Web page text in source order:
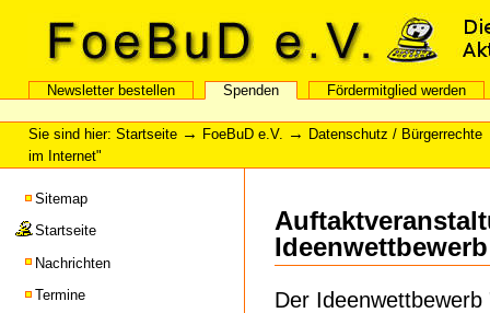
Navigation
FoeBuD e.V.
SektionenNewsletter bestellen Spenden
Fördermitglied werden
Werkzeuge
Sie sind hier: Startseite → FoeBuD e.V. → Datenschutz / Bürgerrechte
im Internet"
Sitemap
Startseite
Nachrichten
Termine
Der